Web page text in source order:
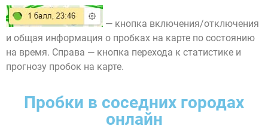
— кнопка включения/отключения
и общая информация о пробках на карте по состоянию
на время. Справа — кнопка перехода к статистике и
прогнозу пробок на карте.
Пробки в соседних городах
онлайн